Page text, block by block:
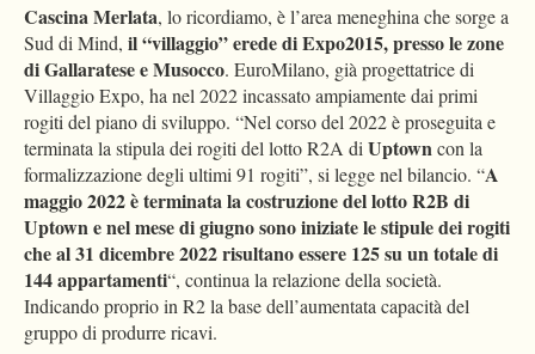
Cascina Merlata, lo ricordiamo, è l’area meneghina che sorge a
Sud di Mind, il “villaggio” erede di Expo2015, presso le zone
di Gallaratese e Musocco. EuroMilano, già progettatrice di
Villaggio Expo, ha nel 2022 incassato ampiamente dai primi
rogiti del piano di sviluppo. “Nel corso del 2022 è proseguita e
terminata la stipula dei rogiti del lotto R2A di Uptown con la
formalizzazione degli ultimi 91 rogiti”, si legge nel bilancio. “A
maggio 2022 è terminata la costruzione del lotto R2B di
Uptown e nel mese di giugno sono iniziate le stipule dei rogiti
che al 31 dicembre 2022 risultano essere 125 su un totale di
144 appartamenti“, continua la relazione della società.
Indicando proprio in R2 la base dell’aumentata capacità del
gruppo di produrre ricavi.